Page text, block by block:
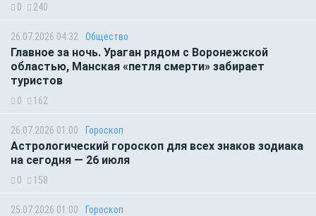
0 240
26.07.2026 04:32 Общество
Главное за ночь. Ураган рядом с Воронежской
областью, Манская «петля смерти» забирает
туристов
0 162
26.07.2026 01:00 Гороскоп
Астрологический гороскоп для всех знаков зодиака
на сегодня — 26 июля
0 158
25.07.2026 01:00 Гороскоп